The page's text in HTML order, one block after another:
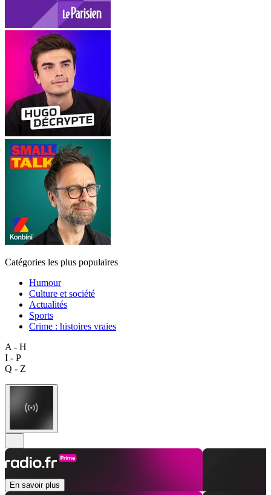
Catégories les plus populaires
Humour
Culture et société
Actualités
Sports
Crime : histoires vraies
A - H
I - P
Q - Z
En savoir plus